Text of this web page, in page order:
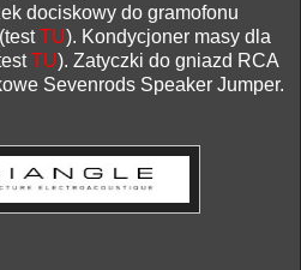
dociskowy do gramofonu
TU). Kondycjoner masy dla
TU). Zatyczki do gniazd RCA
Sevenrods Speaker Jumper.